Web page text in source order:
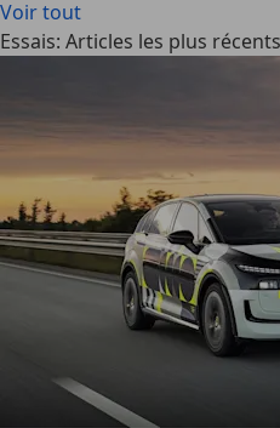
Voir tout
Essais: Articles les plus récents